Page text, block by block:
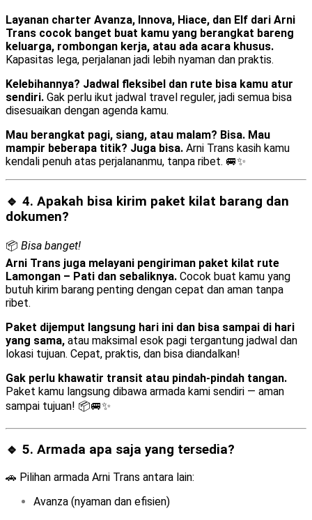
Layanan charter Avanza, Innova, Hiace, dan Elf dari Arni
Trans cocok banget buat kamu yang berangkat bareng
keluarga, rombongan kerja, atau ada acara khusus.
Kapasitas lega, perjalanan jadi lebih nyaman dan praktis.
Kelebihannya? Jadwal fleksibel dan rute bisa kamu atur
sendiri. Gak perlu ikut jadwal travel reguler, jadi semua bisa
disesuaikan dengan agenda kamu.
Mau berangkat pagi, siang, atau malam? Bisa. Mau
mampir beberapa titik? Juga bisa. Arni Trans kasih kamu
kendali penuh atas perjalananmu, tanpa ribet. 🚐✨
🔹 4. Apakah bisa kirim paket kilat barang dan
dokumen?
📦 Bisa banget!
Arni Trans juga melayani pengiriman paket kilat rute
Lamongan – Pati dan sebaliknya. Cocok buat kamu yang
butuh kirim barang penting dengan cepat dan aman tanpa
ribet.
Paket dijemput langsung hari ini dan bisa sampai di hari
yang sama, atau maksimal esok pagi tergantung jadwal dan
lokasi tujuan. Cepat, praktis, dan bisa diandalkan!
Gak perlu khawatir transit atau pindah-pindah tangan.
Paket kamu langsung dibawa armada kami sendiri — aman
sampai tujuan! 📦🚐✨
🔹 5. Armada apa saja yang tersedia?
🚗 Pilihan armada Arni Trans antara lain:
Avanza (nyaman dan efisien)